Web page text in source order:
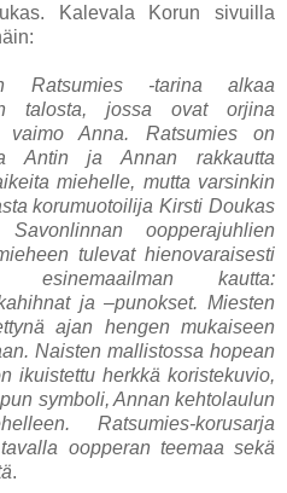
Kalevala Korun sivuilla
Ratsumies -tarina alkaa
talosta, jossa ovat orjina
Anna. Ratsumies on
Antin ja Annan rakkautta
miehelle, mutta varsinkin
korumuotoilija Kirsti Doukas
oopperajuhlien
tulevat hienovaraisesti
esinemaailman kautta:
ja–punokset. Miesten
ajan hengen mukaiseen
Naisten mallistossa hopean
ikuistettu herkkä koristekuvio,
symboli, Annan kehtolaulun
Ratsumies-korusarja
oopperan teemaa sekä
.